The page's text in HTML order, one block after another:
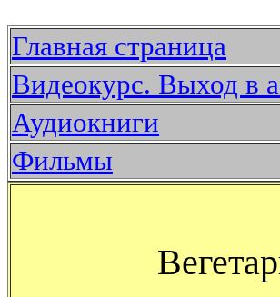
Главная страница
Видеокурс. Выход в
Аудиокниги
Фильмы